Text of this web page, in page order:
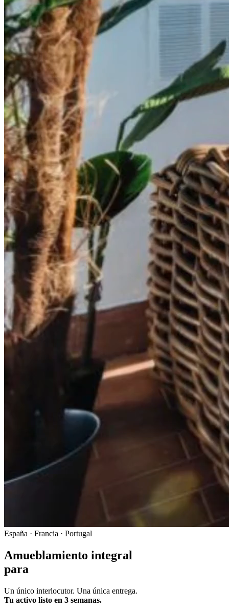
España · Francia · Portugal
Amueblamiento integral
para
Un único interlocutor. Una única entrega.
Tu activo listo en 3 semanas.